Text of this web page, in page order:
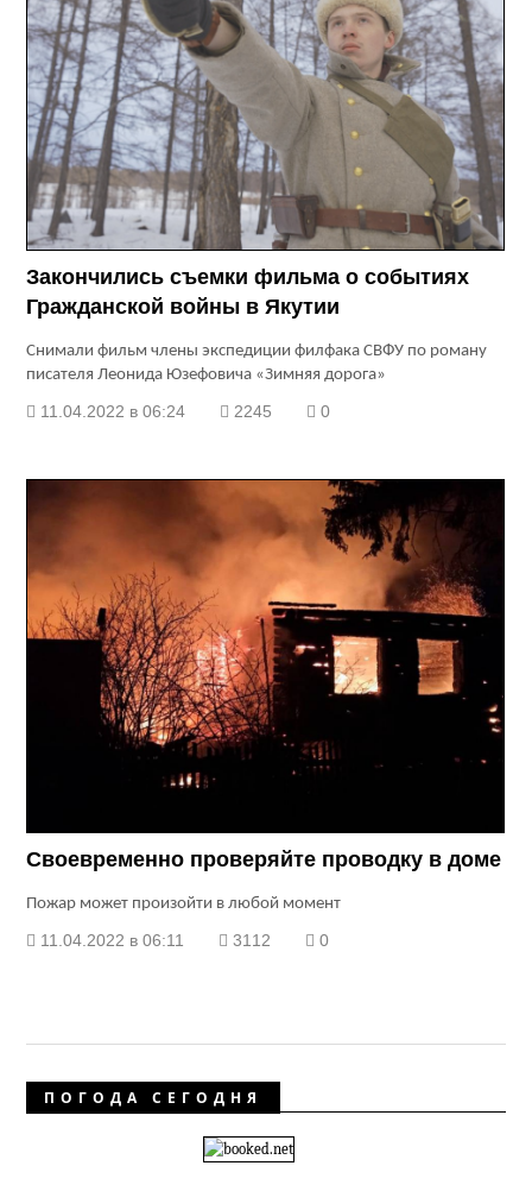
Закончились съемки фильма о событиях
Гражданской войны в Якутии
Снимали фильм члены экспедиции филфака СВФУ по роману
писателя Леонида Юзефовича «Зимняя дорога»
11.04.2022 в 06:24 2245 0
Своевременно проверяйте проводку в доме
Пожар может произойти в любой момент
11.04.2022 в 06:11 3112 0
ПОГОДА СЕГОДНЯ